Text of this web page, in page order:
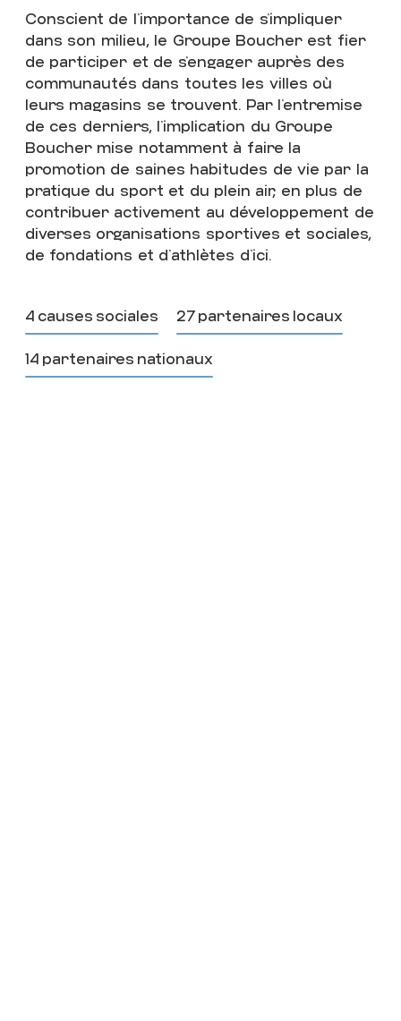
Conscient de l’importance de s’impliquer
dans son milieu, le Groupe Boucher est fier
de participer et de s’engager auprès des
communautés dans toutes les villes où
leurs magasins se trouvent. Par l’entremise
de ces derniers, l’implication du Groupe
Boucher mise notamment à faire la
promotion de saines habitudes de vie par la
pratique du sport et du plein air, en plus de
contribuer activement au développement de
diverses organisations sportives et sociales,
de fondations et d’athlètes d’ici.
4 causes sociales 27 partenaires locaux
14 partenaires nationaux